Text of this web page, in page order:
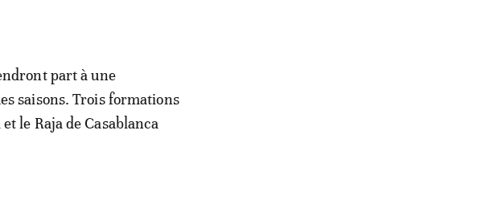
part à une
saisons. Trois formations
le Raja de Casablanca